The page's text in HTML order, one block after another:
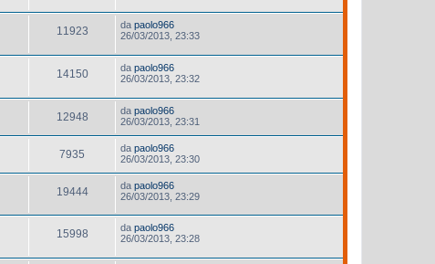
11923 da paolo966
26/03/2013, 23:33
14150 da paolo966
26/03/2013, 23:32
12948 da paolo966
26/03/2013, 23:31
7935 da paolo966
26/03/2013, 23:30
19444 da paolo966
26/03/2013, 23:29
15998 da paolo966
26/03/2013, 23:28